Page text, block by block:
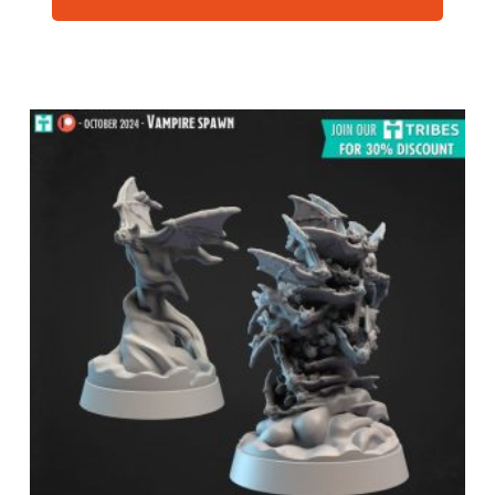
Nécessaire
Ces cookies ne
sont pas
facultatifs. Ils
sont